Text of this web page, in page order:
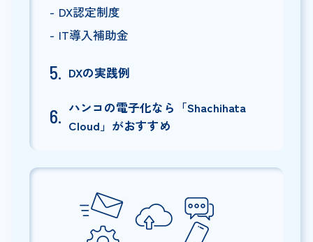
DX認定制度
IT導入補助金
DXの実践例
ハンコの電子化なら「Shachihata
Cloud」がおすすめ